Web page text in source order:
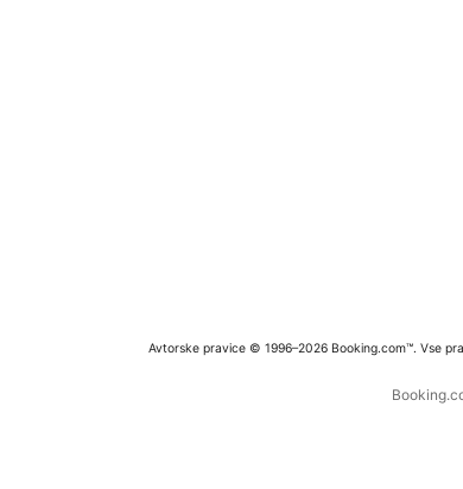
Avtorske pravice © 1996–2026 Booking.com™. Vse